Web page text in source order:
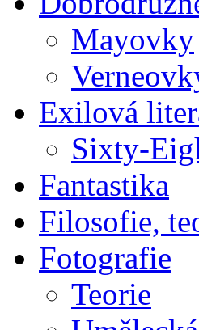
Mayovky
Exilová
Sixty-
Fantastika
Filosofie,
Fotografie
Teorie